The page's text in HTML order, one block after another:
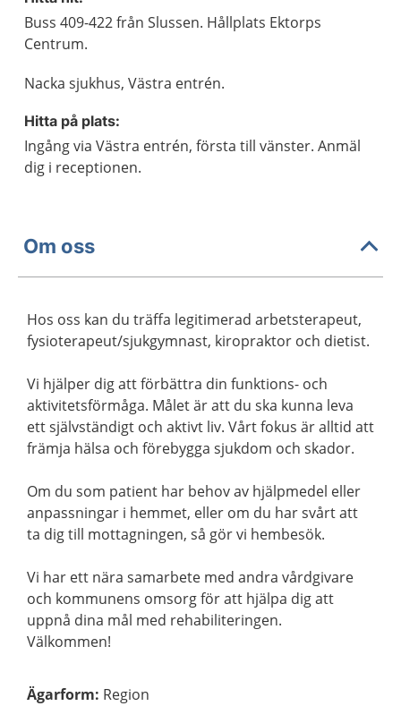
Buss 409-422 från Slussen. Hållplats Ektorps
Centrum.
Nacka sjukhus, Västra entrén.
Hitta på plats:
Ingång via Västra entrén, första till vänster. Anmäl
dig i receptionen.
Om oss
Hos oss kan du träffa legitimerad arbetsterapeut,
fysioterapeut/sjukgymnast, kiropraktor och dietist.
Vi hjälper dig att förbättra din funktions- och
aktivitetsförmåga. Målet är att du ska kunna leva
ett självständigt och aktivt liv. Vårt fokus är alltid att
främja hälsa och förebygga sjukdom och skador.
Om du som patient har behov av hjälpmedel eller
anpassningar i hemmet, eller om du har svårt att
ta dig till mottagningen, så gör vi hembesök.
Vi har ett nära samarbete med andra vårdgivare
och kommunens omsorg för att hjälpa dig att
uppnå dina mål med rehabiliteringen.
Välkommen!
Ägarform: Region